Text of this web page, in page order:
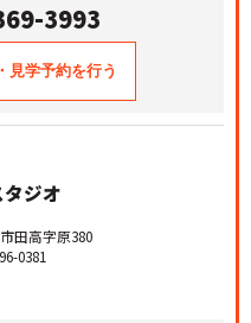
3993
ジオ
田高字原380
0381